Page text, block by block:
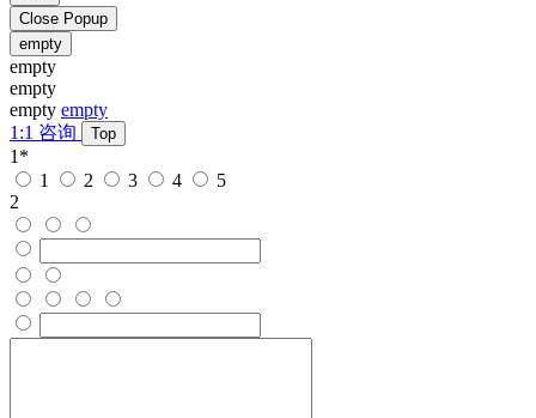
Close Popup
empty
empty
empty
empty empty
1:1 咨询
Top
1 *
1
2 3 4
5
2